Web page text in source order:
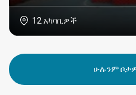
12 አካባቢዎች
ሁሉንም